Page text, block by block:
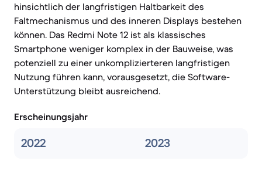
hinsichtlich der langfristigen Haltbarkeit des
Faltmechanismus und des inneren Displays bestehen
können. Das Redmi Note 12 ist als klassisches
Smartphone weniger komplex in der Bauweise, was
potenziell zu einer unkomplizierteren langfristigen
Nutzung führen kann, vorausgesetzt, die Software-
Unterstützung bleibt ausreichend.
Erscheinungsjahr
2022 2023